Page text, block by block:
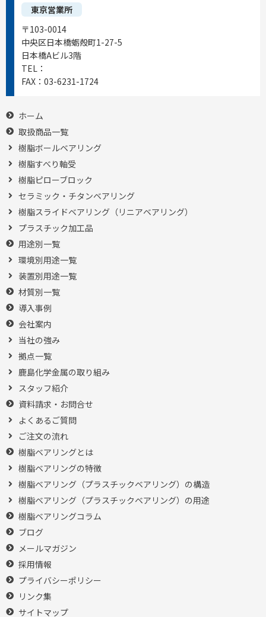
東京営業所
〒103-0014
中央区日本橋蛎殻町1-27-5
日本橋Aビル3階
TEL：
FAX： 03-6231-1724
ホーム
取扱商品一覧
樹脂ボールベアリング
樹脂すべり軸受
樹脂ピローブロック
セラミック・チタンベアリング
樹脂スライドベアリング（リニアベアリング）
プラスチック加工品
用途別一覧
環境別用途一覧
装置別用途一覧
材質別一覧
導入事例
会社案内
当社の強み
拠点一覧
鹿島化学金属の取り組み
スタッフ紹介
資料請求・お問合せ
よくあるご質問
ご注文の流れ
樹脂ベアリングとは
樹脂ベアリングの特徴
樹脂ベアリング（プラスチックベアリング）の構造
樹脂ベアリング（プラスチックベアリング）の用途
樹脂ベアリングコラム
ブログ
メールマガジン
採用情報
プライバシーポリシー
リンク集
サイトマップ